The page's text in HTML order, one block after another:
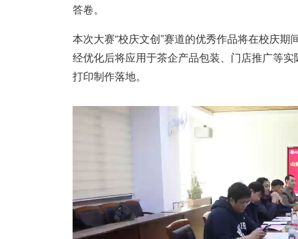
答卷。
本次大赛“校庆文创”赛道的优秀作品将在校庆期
经优化后将应用于茶企产品包装、门店推广等
打印制作落地。